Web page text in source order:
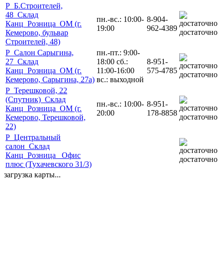
Р_Б.Строителей,
48_Склад
Канц_Розница_ОМ (г.
Кемерово, бульвар
Строителей, 48)
пн.-вс.: 10:00-
19:00
8-904-
962-4389 достаточно
Р_Салон Сарыгина,
27_Склад
Канц_Розница_ОМ (г.
Кемерово, Сарыгина, 27а)
пн.-пт.: 9:00-
18:00 сб.:
11:00-16:00
вс.: выходной
8-951-
575-4785 достаточно
Р_Терешковой, 22
(Спутник)_Склад
Канц_Розница_ОМ (г.
Кемерово, Терешковой,
22)
пн.-вс.: 10:00-
20:00
8-951-
178-8858 достаточно
Р_Центральный
салон_Склад
Канц_Розница_ Офис
плюс (Тухачевского 31/3)
достаточно
загрузка карты...